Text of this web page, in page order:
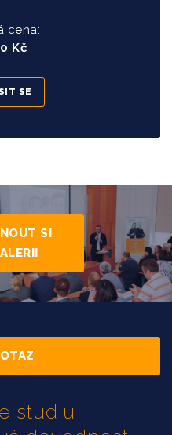
cena:
Kč
SE
SI
studiu